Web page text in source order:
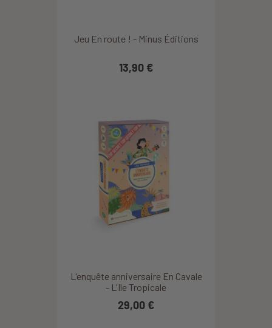
Jeu En route ! - Minus Éditions
13,90 €
L'enquête anniversaire En Cavale
- L'Ile Tropicale
29,00 €